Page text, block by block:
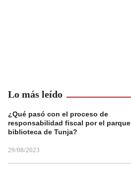
Lo más leído
¿Qué pasó con el proceso de
responsabilidad fiscal por el parque
biblioteca de Tunja?
29/08/2023